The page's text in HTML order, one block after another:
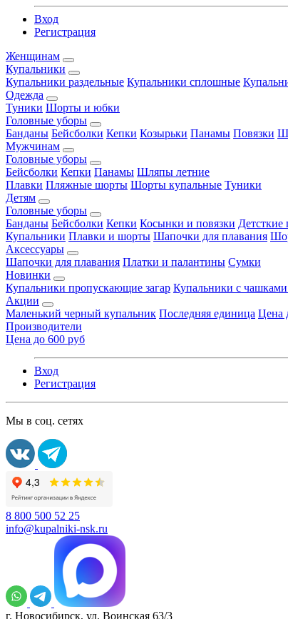
Вход
Регистрация
Женщинам
Купальники
Купальники раздельные Купальники сплошные
Одежда
Туники Шорты и юбки
Головные уборы
Банданы Бейсболки Кепки Козырьки Панамы Повязки
Мужчинам
Головные уборы
Бейсболки Кепки Панамы Шляпы летние
Плавки Пляжные шорты Шорты купальные Туники
Детям
Головные уборы
Банданы Бейсболки Кепки Косынки и повязки
Купальники Плавки и шорты Шапочки для плавания
Аксессуары
Шапочки для плавания Платки и палантины Сумки
Новинки
Купальники пропускающие загар Купальники с
Акции
Маленький черный купальник Последняя единица Цена
Производители
Цена до 600 руб
Вход
Регистрация
Мы в соц. сетях
8 800 500 52 25
info@kupalniki-nsk.ru
г. Новосибирск, ул. Воинская 63/3